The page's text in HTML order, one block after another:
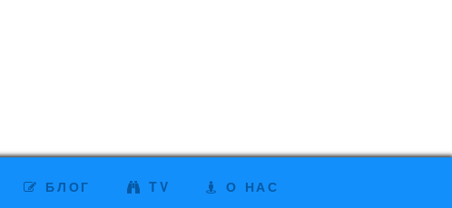
БЛОГ TV О НАС